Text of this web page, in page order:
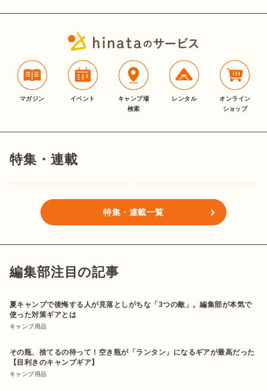
マガジン イベント
キャンプ場
検索
レンタル
オンライン
ショップ
特集・連載
特集・連載一覧
編集部注目の記事
夏キャンプで後悔する人が見落としがちな「3つの敵」。編集部が本気で
使った対策ギアとは
キャンプ用品
その瓶、捨てるの待って！空き瓶が「ランタン」になるギアが最高だった
【目利きのキャンプギア】
キャンプ用品